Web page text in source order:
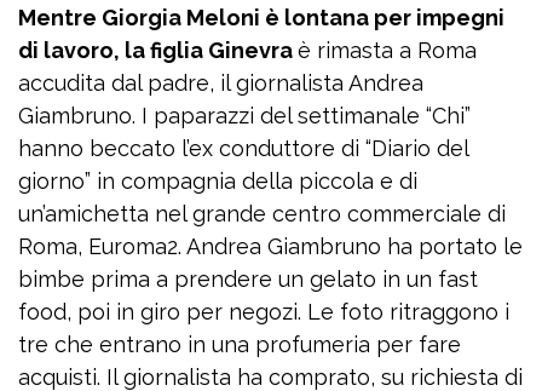
Mentre Giorgia Meloni è lontana per impegni
di lavoro, la figlia Ginevraè rimasta a Roma
accudita dal padre, il giornalista Andrea
Giambruno. I paparazzi del settimanale “Chi”
hanno beccato l’ex conduttore di “Diario del
giorno” in compagnia della piccola e di
un’amichetta nel grande centro commerciale di
Roma, Euroma2. Andrea Giambruno ha portato le
bimbe prima a prendere un gelato in un fast
food, poi in giro per negozi. Le foto ritraggono i
tre che entrano in una profumeria per fare
acquisti. Il giornalista ha comprato, su richiesta di